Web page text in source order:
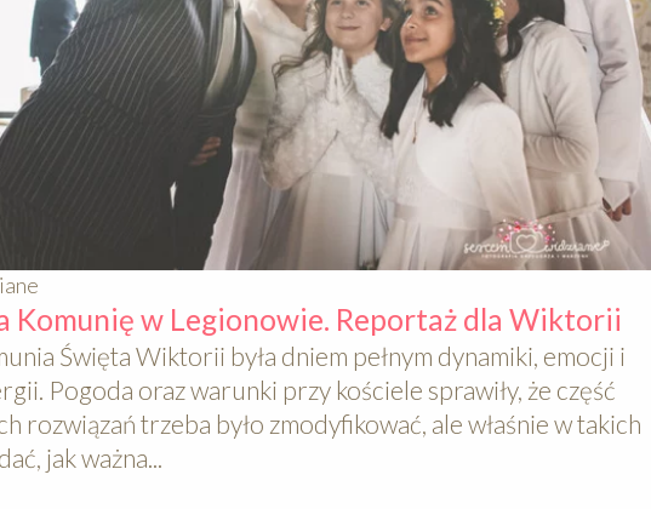
Komunię w Legionowie. Reportaż dla Wiktorii
Święta Wiktorii była dniem pełnym dynamiki, emocji i
Pogoda oraz warunki przy kościele sprawiły, że część
rozwiązań trzeba było zmodyfikować, ale właśnie w takich
jak ważna...